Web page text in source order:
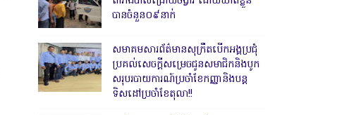
បានចំនួន០៩នាក់
សមាគមសារព័ត៌មានសុក្រឹតបើកអង្គប្រជុំ
ប្រគល់សេចក្តីសម្រេចជូនសមាជិកនិងបូក
សរុបរបាយការណ៍ប្រចាំខែកញ្ញានិងបន្ត
ទិសដៅប្រចាំខែតុលា!!